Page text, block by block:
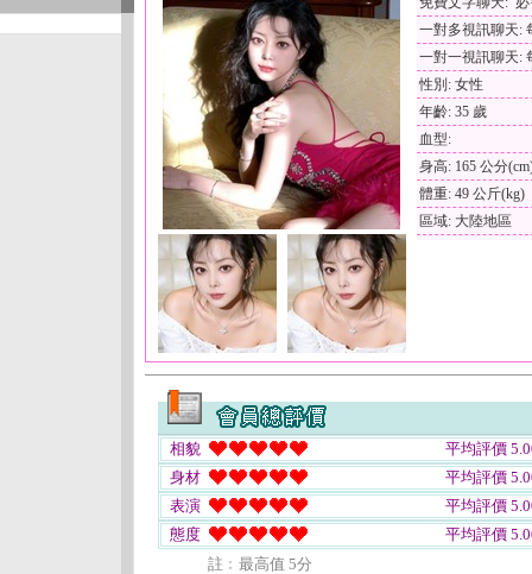
一對多視訊聊天:
一對一視訊聊天:
性別: 女性
年齡: 35 歲
血型:
身高: 165 公分
體重: 49 公斤(kg)
區域: 大陸地區
相貌
平均評價
身材
平均評價
表演
平均評價
態度
平均評價
註﹕最高值 5分